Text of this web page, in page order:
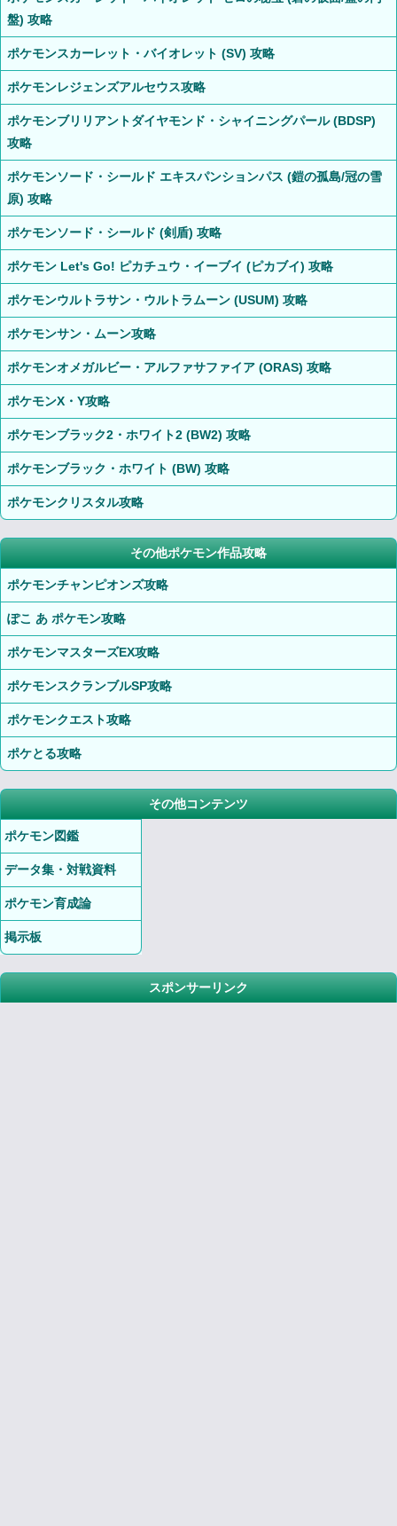
盤) 攻略
ポケモンスカーレット・バイオレット (SV) 攻略
ポケモンレジェンズアルセウス攻略
ポケモンブリリアントダイヤモンド・シャイニングパール (BDSP)
攻略
ポケモンソード・シールド エキスパンションパス (鎧の孤島/冠の雪
原) 攻略
ポケモンソード・シールド (剣盾) 攻略
ポケモン Let's Go! ピカチュウ・イーブイ (ピカブイ) 攻略
ポケモンウルトラサン・ウルトラムーン (USUM) 攻略
ポケモンサン・ムーン攻略
ポケモンオメガルビー・アルファサファイア (ORAS) 攻略
ポケモンX・Y攻略
ポケモンブラック2・ホワイト2 (BW2) 攻略
ポケモンブラック・ホワイト (BW) 攻略
ポケモンクリスタル攻略
その他ポケモン作品攻略
ポケモンチャンピオンズ攻略
ぽこ あ ポケモン攻略
ポケモンマスターズEX攻略
ポケモンスクランブルSP攻略
ポケモンクエスト攻略
ポケとる攻略
その他コンテンツ
ポケモン図鑑
データ集・対戦資料
ポケモン育成論
掲示板
スポンサーリンク